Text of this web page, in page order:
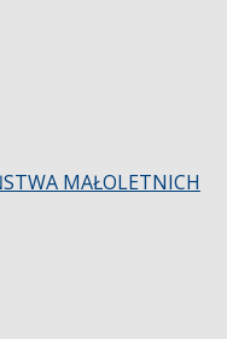
MAŁOLETNICH